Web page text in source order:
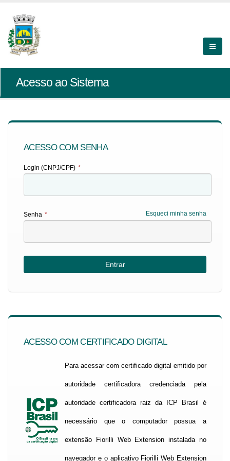
Acesso ao Sistema
ACESSO COM SENHA
Login (CNPJ/CPF) *
Esqueci minha senha
Senha *
ACESSO COM CERTIFICADO DIGITAL
Para acessar com certificado digital emitido por
autoridade certificadora credenciada pela
autoridade certificadora raiz da ICP Brasil é
necessário que o computador possua a
extensão Fiorilli Web Extension instalada no
navegador e o aplicativo Fiorilli Web Extension